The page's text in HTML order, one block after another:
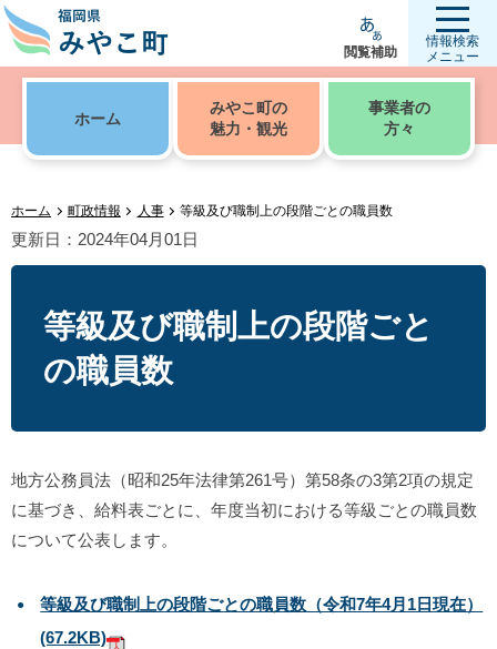
閲覧補助
情報検索
メニュー
ホーム
みやこ町の
魅力・観光
事業者の
方々
ホーム 町政情報 人事 等級及び職制上の段階ごとの職員数
更新日：2024年04月01日
等級及び職制上の段階ごと
の職員数
地方公務員法（昭和25年法律第261号）第58条の3第2項の規定
に基づき、給料表ごとに、年度当初における等級ごとの職員数
について公表します。
等級及び職制上の段階ごとの職員数（令和7年4月1日現在）
(67.2KB)